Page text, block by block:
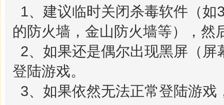
1、建议临时关闭杀毒软件（
的防火墙，金山防火墙等），然
2、如果还是偶尔出现黑屏（
登陆游戏。
3、如果依然无法正常登陆游戏